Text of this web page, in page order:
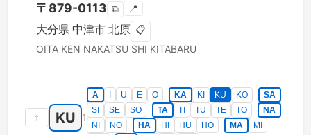
〒 879-0113 ⧉ 📍
大分県 中津市 北原 📋
OITA KEN NAKATSU SHI KITABARU
↑ KU 1
A U E O KA KI KU KO
SA
SI
SE SO TA TI TU TE TO
NA
NI
NO HA HI HU HO MA
MI